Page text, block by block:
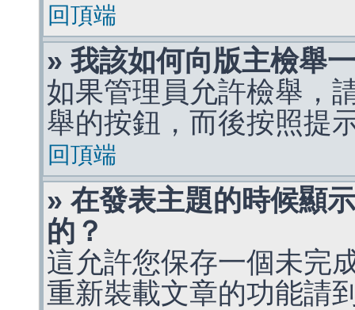
回頂端
» 我該如何向版主檢舉
如果管理員允許檢舉，
舉的按鈕，而後按照提
回頂端
» 在發表主題的時候顯
的？
這允許您保存一個未完
重新裝載文章的功能請